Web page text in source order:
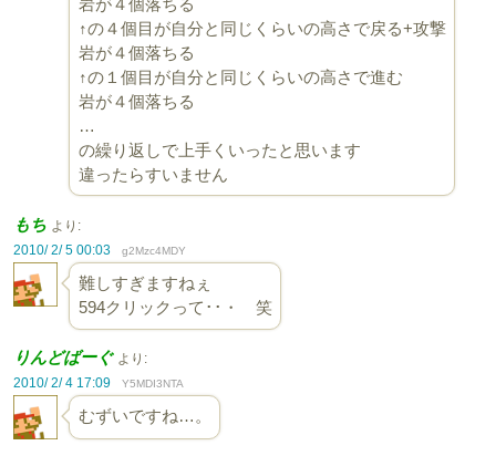
↑の４個目が自分と同じくらいの高さで戻る+攻撃
岩が４個落ちる
↑の１個目が自分と同じくらいの高さで進む
岩が４個落ちる
…
の繰り返しで上手くいったと思います
違ったらすいません
もち より:
2010/ 2/ 5 00:03
g2Mzc4MDY
難しすぎますねぇ
594クリックって･･・ 笑
りんどばーぐ より:
2010/ 2/ 4 17:09
Y5MDI3NTA
むずいですね…。